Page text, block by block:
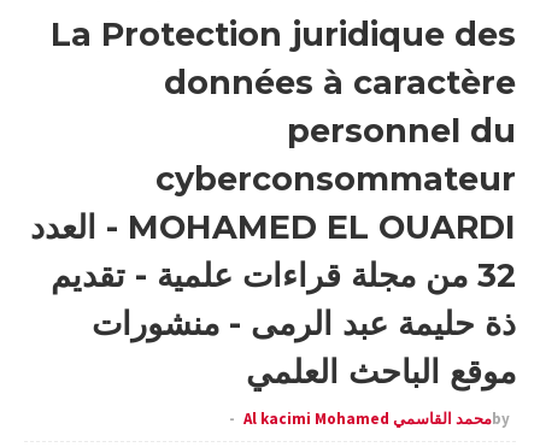
La Protection juridique des
données à caractère
personnel du
cyberconsommateur
MOHAMED EL OUARDI - العدد
32 من مجلة قراءات علمية - تقديم
ذة حليمة عبد الرمى - منشورات
موقع الباحث العلمي
byمحمد القاسمي Al kacimi Mohamed